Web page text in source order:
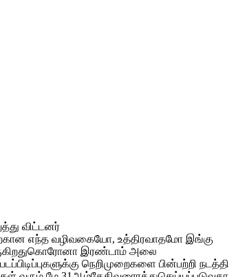
விட்டனர்
எந்த வழிவகையோ, உத்திரவாதமோ இங்கு
வருகிறதுகொரோனா இரண்டாம் அலை
நெறிமுறைகளை பின்பற்றி நடத்தி